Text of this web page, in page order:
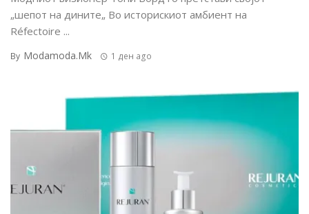
„шепот на дините„ Во историскиот амбиент на
Réfectoire ...
By Modamoda.mk 1 ден ago